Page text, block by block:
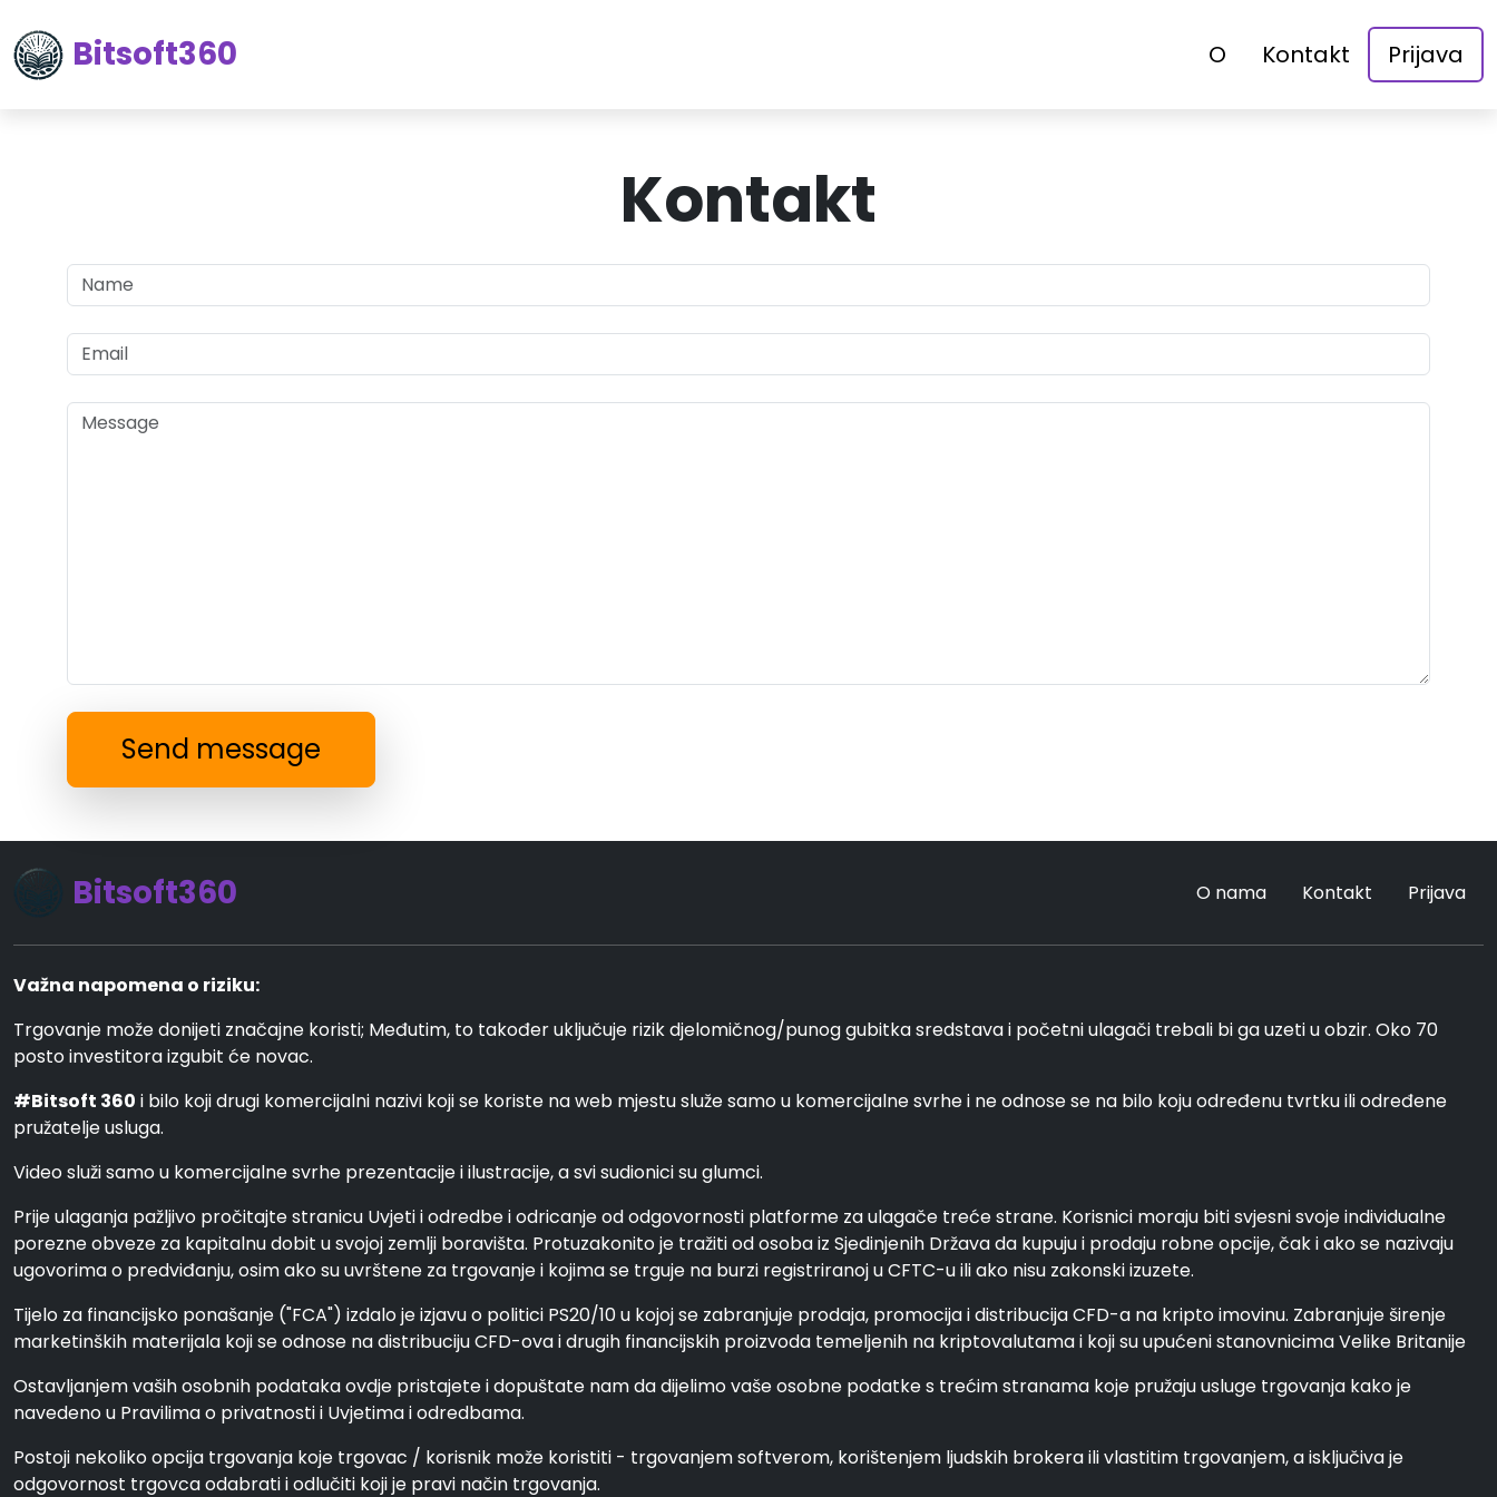
Bitsoft360 O Kontakt Prijava
Kontakt
Send message
Bitsoft360 O nama Kontakt Prijava
Važna napomena o riziku:
Trgovanje može donijeti značajne koristi; Međutim, to također uključuje rizik djelomičnog/punog gubitka sredstava i početni ulagači trebali bi ga uzeti u obzir. Oko 70
posto investitora izgubit će novac.
#Bitsoft 360 i bilo koji drugi komercijalni nazivi koji se koriste na web mjestu služe samo u komercijalne svrhe i ne odnose se na bilo koju određenu tvrtku ili određene
pružatelje usluga.
Video služi samo u komercijalne svrhe prezentacije i ilustracije, a svi sudionici su glumci.
Prije ulaganja pažljivo pročitajte stranicu Uvjeti i odredbe i odricanje od odgovornosti platforme za ulagače treće strane. Korisnici moraju biti svjesni svoje individualne
porezne obveze za kapitalnu dobit u svojoj zemlji boravišta. Protuzakonito je tražiti od osoba iz Sjedinjenih Država da kupuju i prodaju robne opcije, čak i ako se nazivaju
ugovorima o predviđanju, osim ako su uvrštene za trgovanje i kojima se trguje na burzi registriranoj u CFTC-u ili ako nisu zakonski izuzete.
Tijelo za financijsko ponašanje ("FCA") izdalo je izjavu o politici PS20/10 u kojoj se zabranjuje prodaja, promocija i distribucija CFD-a na kripto imovinu. Zabranjuje širenje
marketinških materijala koji se odnose na distribuciju CFD-ova i drugih financijskih proizvoda temeljenih na kriptovalutama i koji su upućeni stanovnicima Velike Britanije
Ostavljanjem vaših osobnih podataka ovdje pristajete i dopuštate nam da dijelimo vaše osobne podatke s trećim stranama koje pružaju usluge trgovanja kako je
navedeno u Pravilima o privatnosti i Uvjetima i odredbama.
Postoji nekoliko opcija trgovanja koje trgovac / korisnik može koristiti - trgovanjem softverom, korištenjem ljudskih brokera ili vlastitim trgovanjem, a isključiva je
odgovornost trgovca odabrati i odlučiti koji je pravi način trgovanja.